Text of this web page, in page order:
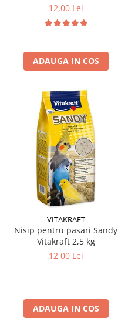
12,00 Lei
ADAUGA IN COS
VITAKRAFT
Nisip pentru pasari Sandy
Vitakraft 2,5 kg
12,00 Lei
ADAUGA IN COS